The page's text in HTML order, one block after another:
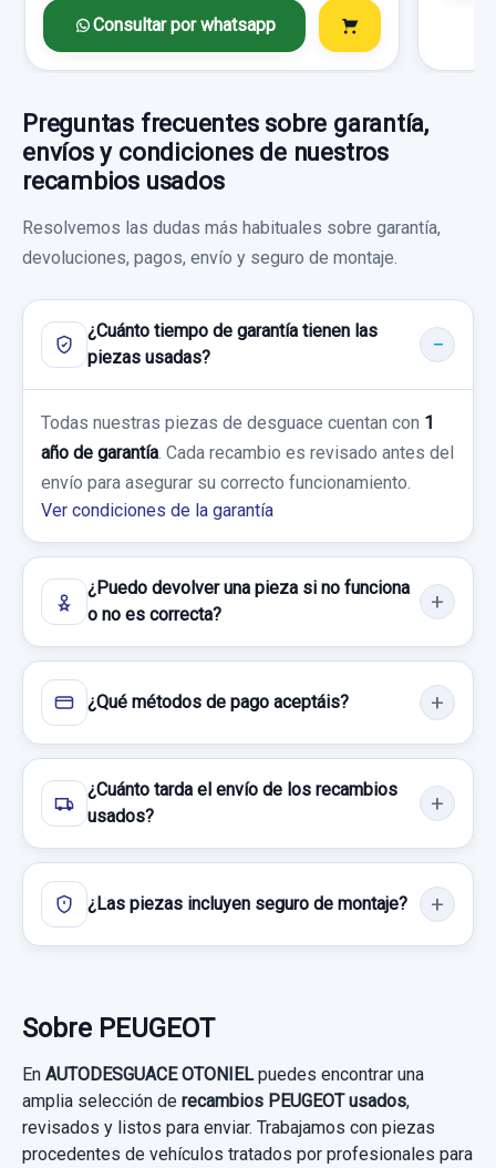
CERRADURA PUERTA TRASERA DERECHA
usado.
PEUGEOT 807 SV
Ref:556545
30,00 €
Sin IVA, gastos de envío no incluidos.
Consultar por whatsapp
CERRADURA PUERTA TRASERA IZQUIERDA
PEUGEOT 807 SV
Garantía 1 año
AMORTIGUADOR TRASERO IZQUIERDO
AMORTIGUADOR TRASERO IZQUIERDO
usado.
PEUGEOT 807 SV
Ref: 573603
25,00 €
Sin IVA, gastos de envío no incluidos.
Consultar por whatsapp
Preguntas frecuentes sobre garantía,
envíos y condiciones de nuestros
recambios usados
Resolvemos las dudas más habituales sobre garantía,
devoluciones, pagos, envío y seguro de montaje.
¿Cuánto tiempo de garantía tienen las
piezas usadas?
Todas nuestras piezas de desguace cuentan con 1
año de garantía . Cada recambio es revisado antes del
envío para asegurar su correcto funcionamiento.
Ver condiciones de la garantía
¿Puedo devolver una pieza si no funciona
o no es correcta?
¿Qué métodos de pago aceptáis?
¿Cuánto tarda el envío de los recambios
usados?
¿Las piezas incluyen seguro de montaje?
Sobre PEUGEOT
En AUTODESGUACE OTONIELpuedes encontrar una
amplia selección de recambios PEUGEOT usados,
revisados y listos para enviar. Trabajamos con piezas
procedentes de vehículos tratados por profesionales para